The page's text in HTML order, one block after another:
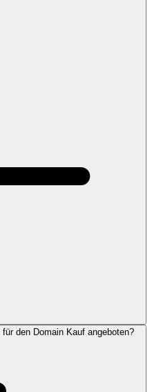
den Domain Kauf angeboten?